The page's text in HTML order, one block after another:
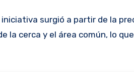
surgió a partir de la
la cerca y el área común, lo